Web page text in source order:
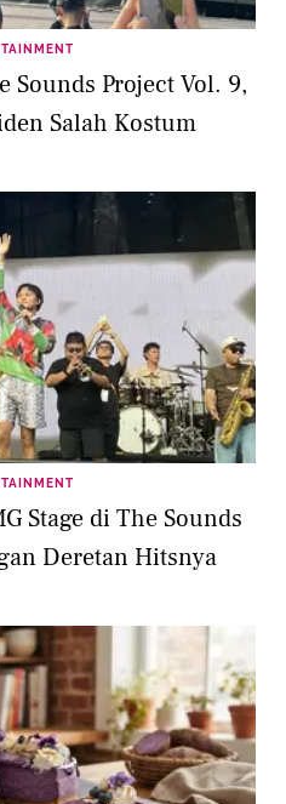
Sounds Project Vol. 9,
Salah Kostum
Stage di The Sounds
Deretan Hitsnya